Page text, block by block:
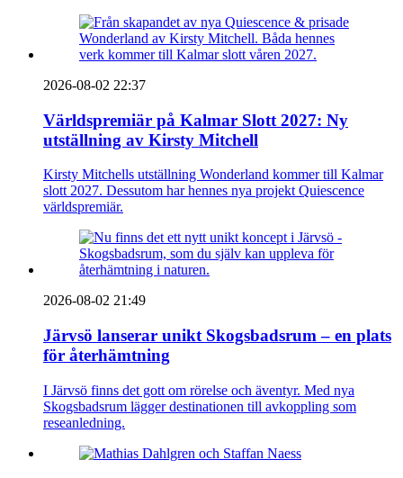
2026-08-02 22:37
Världspremiär på Kalmar Slott 2027: Ny
utställning av Kirsty Mitchell
Kirsty Mitchells utställning Wonderland kommer till Kalmar
slott 2027. Dessutom har hennes nya projekt Quiescence
världspremiär.
2026-08-02 21:49
Järvsö lanserar unikt Skogsbadsrum – en plats
för återhämtning
I Järvsö finns det gott om rörelse och äventyr. Med nya
Skogsbadsrum lägger destinationen till avkoppling som
reseanledning.